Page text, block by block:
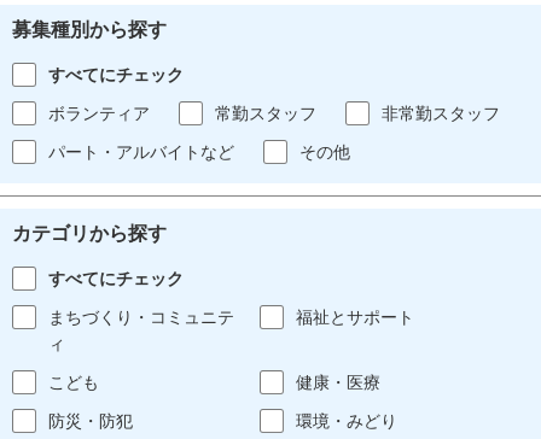
募集種別から探す
すべてにチェック
ボランティア
常勤スタッフ
非常勤スタッフ
パート・アルバイトなど
その他
カテゴリから探す
すべてにチェック
まちづくり・コミュニテ
ィ
福祉とサポート
こども
健康・医療
防災・防犯
環境・みどり